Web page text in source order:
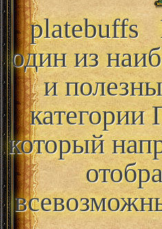
platebuffs
один из
и
который